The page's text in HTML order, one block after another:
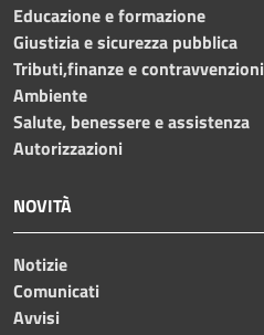
Educazione e formazione
Giustizia e sicurezza pubblica
Tributi,finanze e contravvenzioni
Ambiente
Salute, benessere e assistenza
Autorizzazioni
NOVITÀ
Notizie
Comunicati
Avvisi